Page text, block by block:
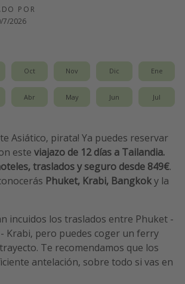
de mano
y otros destinos
POR
7/2026
Oct Nov Dic Ene
Abr May Jun Jul
Asiático, pirata! Ya puedes reservar
este viajazo de 12 días a Tailandia.
traslados y seguro desde 849€.
Phuket, Krabi, Bangkoky la
incuidos los traslados entre Phuket -
- Krabi, pero puedes coger un ferry
Te recomendamos que los
antelación, sobre todo si vas en